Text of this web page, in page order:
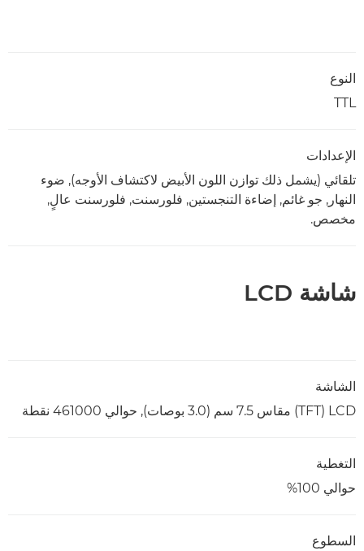
النوع
TTL
الإعدادات
تلقائي (يشمل ذلك توازن اللون الأبيض لاكتشاف الأوجه), ضوء
النهار, جو غائم, إضاءة التنجستين, فلورسنت, فلورسنت عالٍ,
مخصص.
شاشة LCD
الشاشة
LCD ‏(TFT) مقاس 7.5 سم (3.0 بوصات), حوالي 461000 نقطة
التغطية
حوالي 100%
السطوع